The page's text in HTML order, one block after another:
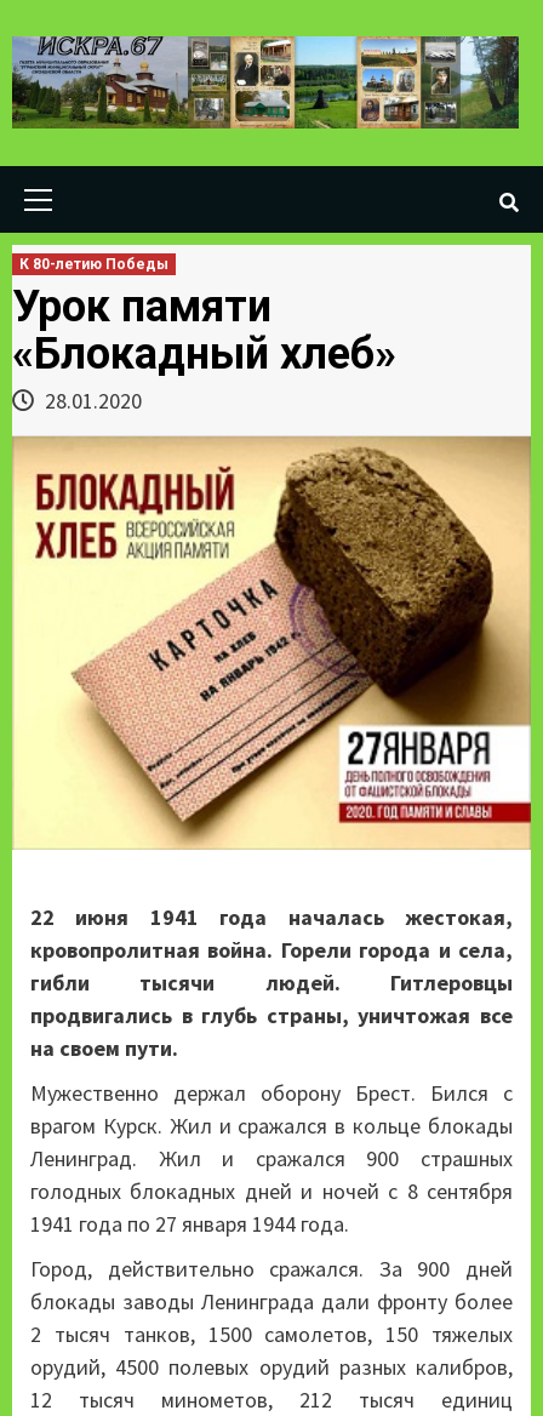
to
content
К 80-летию Победы
Урок памяти
«Блокадный хлеб»
28.01.2020
22 июня 1941 года началась жестокая,
кровопролитная война. Горели города и села,
гибли тысячи людей. Гитлеровцы
продвигались в глубь страны, уничтожая все
на своем пути.
Мужественно держал оборону Брест. Бился с
врагом Курск. Жил и сражался в кольце блокады
Ленинград. Жил и сражался 900 страшных
голодных блокадных дней и ночей с 8 сентября
1941 года по 27 января 1944 года.
Город, действительно сражался. За 900 дней
блокады заводы Ленинграда дали фронту более
2 тысяч танков, 1500 самолетов, 150 тяжелых
орудий, 4500 полевых орудий разных калибров,
12 тысяч минометов, 212 тысяч единиц